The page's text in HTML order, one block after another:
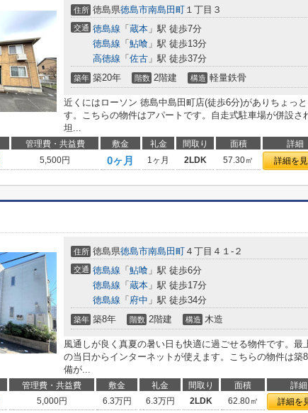
住所 徳島県徳島市南島田町 １丁目３
交通 徳島線 「 蔵本 」駅 徒歩7分
徳島線 「 鮎喰 」駅 徒歩13分
高徳線 「 佐古 」駅 徒歩37分
築年 築20年 階数 2階建 構造 軽量鉄骨
近くにはローソン 徳島中島田町店(徒歩6分)がありちょっ
す。こちらの物件はアパートです。自走式駐車場が併設さ
坦...
管理費・共益費 敷金 礼金 間取り 面積 詳細
5,500円 0ヶ月 1ヶ月 2LDK 57.30㎡ 詳細を
住所 徳島県徳島市南島田町 ４丁目４１-２
交通 徳島線 「 鮎喰 」駅 徒歩6分
徳島線 「 蔵本 」駅 徒歩17分
徳島線 「 府中 」駅 徒歩34分
築年 築8年 階数 2階建 構造 木造
風通しが良く真夏の暑い日も快適に過ごせる物件です。最
の当日からインターネットが使えます。こちらの物件は築
備が...
管理費・共益費 敷金 礼金 間取り 面積 詳細
5,000円 6.3万円 6.3万円 2LDK 62.80㎡ 詳細を